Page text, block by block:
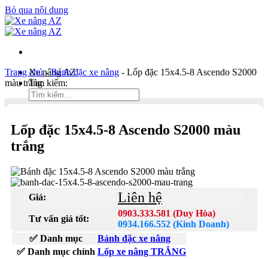
Bỏ qua nội dung
Xe nâng AZ
Tìm kiếm:
Duy Hòa
0903 333 581
Kinh Doanh
Bản đồ
Liên hệ
Tìm kiếm:
Trang chủ-Bánh đặc xe nâng - Lốp đặc 15x4.5-8 Ascendo S2000
màu trắng
Lốp đặc 15x4.5-8 Ascendo S2000 màu
trắng
Giá: Liên hệ
Tư vấn giá tốt:
0903.333.581 (Duy Hòa)
0934.166.552 (Kinh Doanh)
✅ Danh mục
Bánh đặc xe nâng
✅ Danh mục chính Lốp xe nâng TRẮNG